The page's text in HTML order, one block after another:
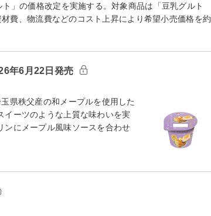
」の価格改定を実施する。対象商品は「豆乳グルト
、物流費などのコスト上昇により希望小売価格を約
年6月22日発売
県秩⽗産の和メープルを使⽤した
イーツのような上質な味わいを実
ンにメープル⾵味ソースを合わせ